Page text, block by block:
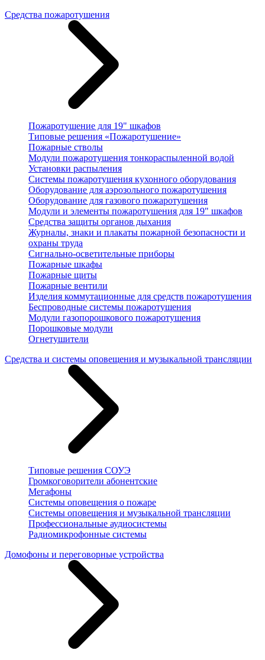
Средства пожаротушения
Пожаротушение для 19" шкафов
Типовые решения «Пожаротушение»
Пожарные стволы
Модули пожаротушения тонкораспыленной водой
Установки распыления
Системы пожаротушения кухонного оборудования
Оборудование для аэрозольного пожаротушения
Оборудование для газового пожаротушения
Модули и элементы пожаротушения для 19" шкафов
Средства защиты органов дыхания
Журналы, знаки и плакаты пожарной безопасности и
охраны труда
Сигнально-осветительные приборы
Пожарные шкафы
Пожарные щиты
Пожарные вентили
Изделия коммутационные для средств пожаротушения
Беспроводные системы пожаротушения
Модули газопорошкового пожаротушения
Порошковые модули
Огнетушители
Средства и системы оповещения и музыкальной трансляции
Типовые решения СОУЭ
Громкоговорители абонентские
Мегафоны
Системы оповещения о пожаре
Системы оповещения и музыкальной трансляции
Профессиональные аудиосистемы
Радиомикрофонные системы
Домофоны и переговорные устройства